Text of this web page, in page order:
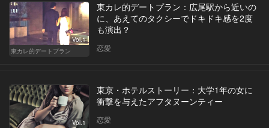
Vol.1
東カレ的デートプラン
東カレ的デートプラン：広尾駅から近いの
に、あえてのタクシーでドキドキ感を2度
も演出？
恋愛
Vol.1
東京・ホテルストーリー：大学1年の女に
衝撃を与えたアフタヌーンティー
恋愛